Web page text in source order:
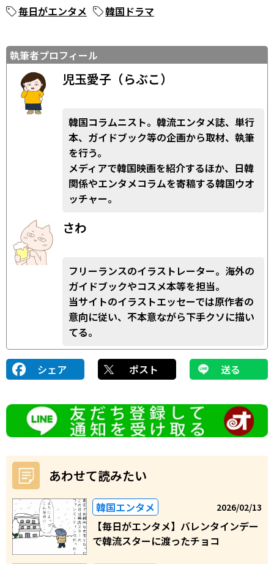
毎日がエンタメ 韓国ドラマ
執筆者プロフィール
児玉愛子（らぶこ）
韓国コラムニスト。韓流エンタメ誌、単行
本、ガイドブック等の企画から取材、執筆
を行う。
メディアで韓国映画を紹介するほか、日韓
関係やエンタメコラムを寄稿する韓国ウオ
ッチャー。
さわ
フリーランスのイラストレーター。海外の
ガイドブックやコスメ本等を担当。
当サイトのイラストエッセーでは原作者の
意向に従い、不本意ながら下手クソに描い
てる。
シェア ポスト 送る
あわせて読みたい
韓国エンタメ 2026/02/13
【毎日がエンタメ】バレンタインデー
で韓流スターに渡ったチョコ